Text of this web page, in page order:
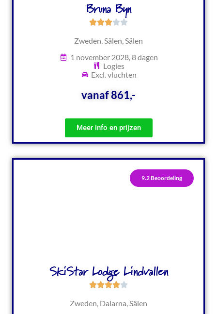
Bruna Byn
Zweden, Sälen, Sälen
1 november 2028, 8 dagen
Logies
Excl. vluchten
vanaf 861,-
Meer info en prijzen
9.2 Beoordeling
SkiStar Lodge Lindvallen
Zweden, Dalarna, Sälen